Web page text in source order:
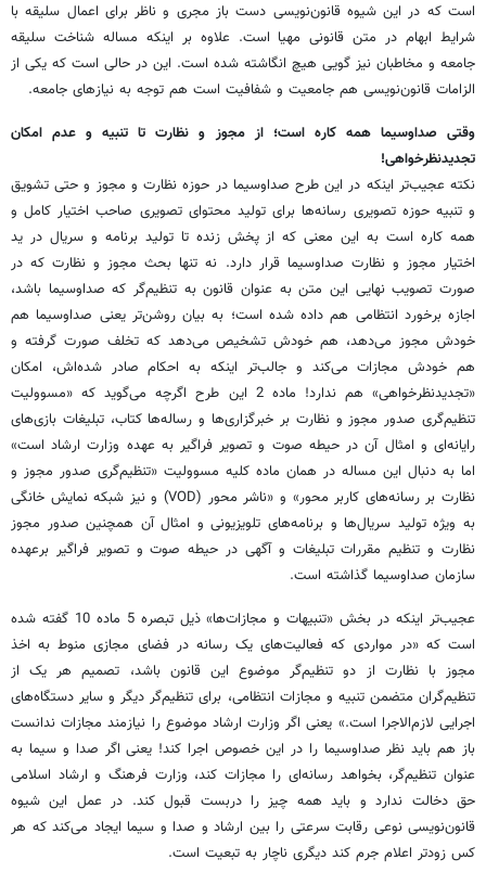
است که در این شیوه قانون‌نویسی دست باز مجری و ناظر برای اعمال سلیقه با
شرایط ابهام در متن قانونی مهیا است. علاوه بر اینکه مساله شناخت سلیقه
جامعه و مخاطبان نیز گویی هیچ انگاشته شده است. این در حالی است که یکی از
الزامات قانون‌نویسی هم جامعیت و شفافیت است هم توجه به نیازهای جامعه.
وقتی صداوسیما همه کاره است؛ از مجوز و نظارت تا تنبیه و عدم امکان
تجدیدنظرخواهی!
نکته عجیب‌تر اینکه در این طرح صداوسیما در حوزه نظارت و مجوز و حتی تشویق
و تنبیه حوزه تصویری رسانه‌ها برای تولید محتوای تصویری صاحب اختیار کامل و
همه کاره است به این معنی که از پخش زنده تا تولید برنامه و سریال در ید
اختیار مجوز و نظارت صداوسیما قرار دارد. نه تنها بحث مجوز و نظارت که در
صورت تصویب نهایی این متن به عنوان قانون به تنظیم‌گر که صداوسیما باشد،
اجازه برخورد انتظامی هم داده شده است؛ به بیان روشن‌تر یعنی صداوسیما هم
خودش مجوز می‌دهد، هم خودش تشخیص می‌دهد که تخلف صورت گرفته و
هم خودش مجازات می‌کند و جالب‌تر اینکه به احکام صادر شده‌اش، امکان
«تجدیدنظرخواهی» هم ندارد! ماده 2 این طرح اگرچه می‌گوید که «مسوولیت
تنظیم‌گری صدور مجوز و نظارت بر خبرگزاری‌ها و رساله‌ها کتاب، تبلیغات بازی‌های
رایانه‌ای و امثال آن در حیطه صوت و تصویر فراگیر به عهده وزارت ارشاد است»
اما به دنبال این مساله در همان ماده کلیه مسوولیت «تنظیم‌گری صدور مجوز و
نظارت بر رسانه‌های کاربر محور» و «ناشر محور (VOD) و نیز شبکه نمایش خانگی
به ویژه تولید سریال‌ها و برنامه‌های تلویزیونی و امثال آن همچنین صدور مجوز
نظارت و تنظیم مقررات تبلیغات و آگهی در حیطه صوت و تصویر فراگیر برعهده
سازمان صداوسیما گذاشته است.
عجیب‌تر اینکه در بخش «تنبیهات و مجازات‌ها» ذیل تبصره 5 ماده 10 گفته شده
است که «در مواردی که فعالیت‌های یک رسانه در فضای مجازی منوط به اخذ
مجوز با نظارت از دو تنظیم‌گر موضوع این قانون باشد، تصمیم هر یک از
تنظیم‌گران متضمن تنبیه و مجازات انتظامی، برای تنظیم‌گر دیگر و سایر دستگاه‌های
اجرایی لازم‌الاجرا است.» یعنی اگر وزارت ارشاد موضوع را نیازمند مجازات ندانست
باز هم باید نظر صداوسیما را در این خصوص اجرا کند! یعنی اگر صدا و سیما به
عنوان تنظیم‌گر، بخواهد رسانه‌ای را مجازات کند، وزارت فرهنگ و ارشاد اسلامی
حق دخالت ندارد و باید همه ‌چیز را دربست قبول کند. در عمل این شیوه
قانون‌نویسی نوعی رقابت سرعتی را بین ارشاد و صدا و سیما ایجاد می‌کند که هر
کس زودتر اعلام جرم کند دیگری ناچار به تبعیت است.